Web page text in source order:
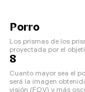
Porro
Los prismas de los
proyectada por el
8
Cuanto mayor sea el
será la imagen
visión (FOV) y más